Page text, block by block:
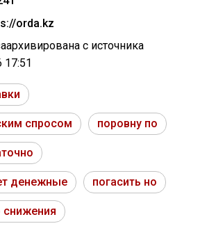
orda.kz
с источника
спросом поровну по
денежные погасить но
снижения